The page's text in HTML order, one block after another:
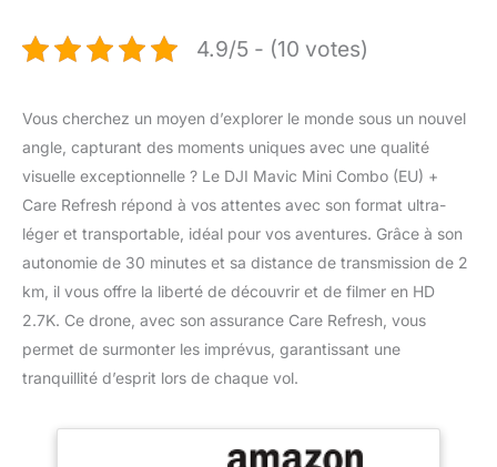
4.9/5 - (10 votes)
Vous cherchez un moyen d’explorer le monde sous un nouvel
angle, capturant des moments uniques avec une qualité
visuelle exceptionnelle ? Le DJI Mavic Mini Combo (EU) +
Care Refresh répond à vos attentes avec son format ultra-
léger et transportable, idéal pour vos aventures. Grâce à son
autonomie de 30 minutes et sa distance de transmission de 2
km, il vous offre la liberté de découvrir et de filmer en HD
2.7K. Ce drone, avec son assurance Care Refresh, vous
permet de surmonter les imprévus, garantissant une
tranquillité d’esprit lors de chaque vol.